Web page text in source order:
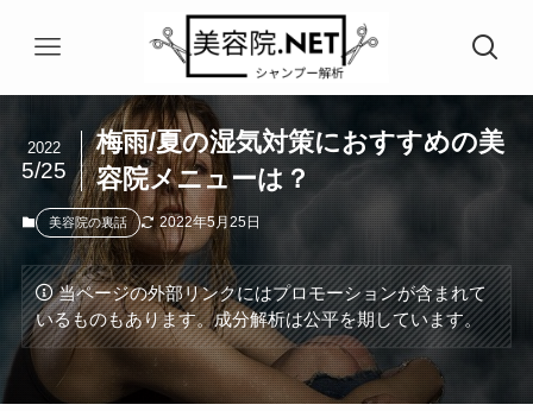
梅雨/夏の湿気対策におすすめの美
容院メニューは？
2022
5/25
美容院の裏話 2022年5月25日
当ページの外部リンクにはプロモーションが含まれて
いるものもあります。成分解析は公平を期しています。